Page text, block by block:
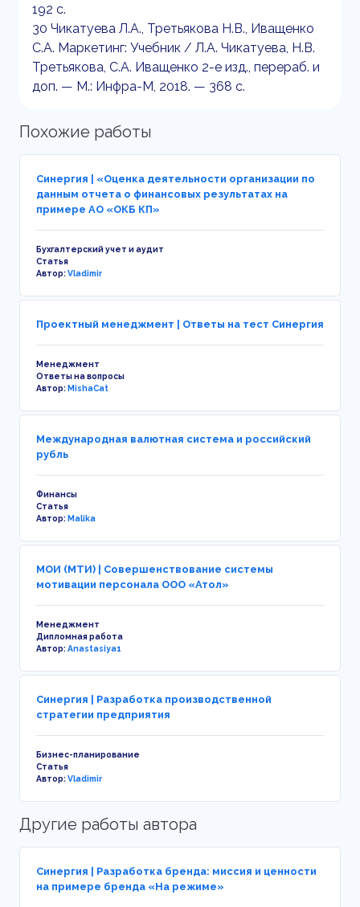
192 с.
30 Чикатуева Л.А., Третьякова Н.В., Иващенко
С.А. Маркетинг: Учебник / Л.А. Чикатуева, Н.В.
Третьякова, С.А. Иващенко 2-е изд., перераб. и
доп. — М.: Инфра-М, 2018. — 368 с.
Похожие работы
Синергия | «Оценка деятельности организации по
данным отчета о финансовых результатах на
примере АО «ОКБ КП»
Бухгалтерский учет и аудит
Статья
Автор:Vladimir
Проектный менеджмент | Ответы на тест Синергия
Менеджмент
Ответы на вопросы
Автор:MishaCat
Международная валютная система и российский
рубль
Финансы
Статья
Автор:Malika
МОИ (МТИ) | Совершенствование системы
мотивации персонала ООО «Атол»
Менеджмент
Дипломная работа
Автор:Anastasiya1
Синергия | Разработка производственной
стратегии предприятия
Бизнес-планирование
Статья
Автор:Vladimir
Другие работы автора
Синергия | Разработка бренда: миссия и ценности
на примере бренда «На режиме»